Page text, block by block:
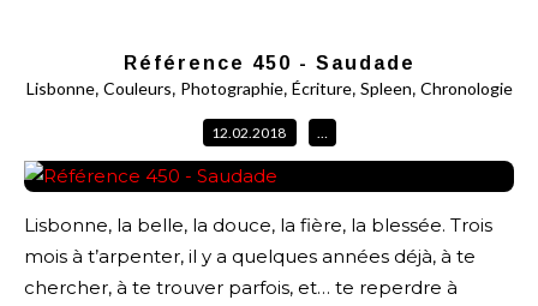
Référence 450 - Saudade
Lisbonne, Couleurs, Photographie, Écriture, Spleen, Chronologie
12.02.2018 …
Lisbonne, la belle, la douce, la fière, la blessée. Trois
mois à t’arpenter, il y a quelques années déjà, à te
chercher, à te trouver parfois, et… te reperdre à